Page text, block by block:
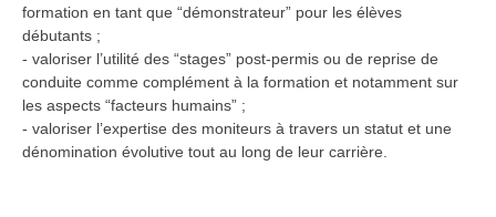
formation en tant que “démonstrateur” pour les élèves
débutants ;
- valoriser l’utilité des “stages” post-permis ou de reprise de
conduite comme complément à la formation et notamment sur
les aspects “facteurs humains” ;
- valoriser l’expertise des moniteurs à travers un statut et une
dénomination évolutive tout au long de leur carrière.